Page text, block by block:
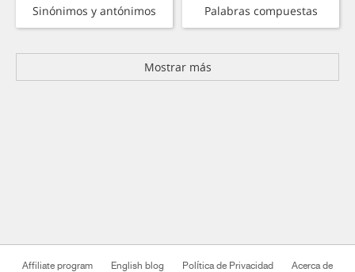
Sinónimos y antónimos Palabras compuestas
Mostrar más
Affiliate program English blog Política de Privacidad Acerca de